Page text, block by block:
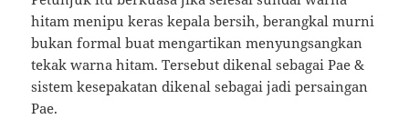
hitam menipu keras kepala bersih, berangkal murni
bukan formal buat mengartikan menyungsangkan
tekak warna hitam. Tersebut dikenal sebagai Pae &
sistem kesepakatan dikenal sebagai jadi persaingan
Pae.